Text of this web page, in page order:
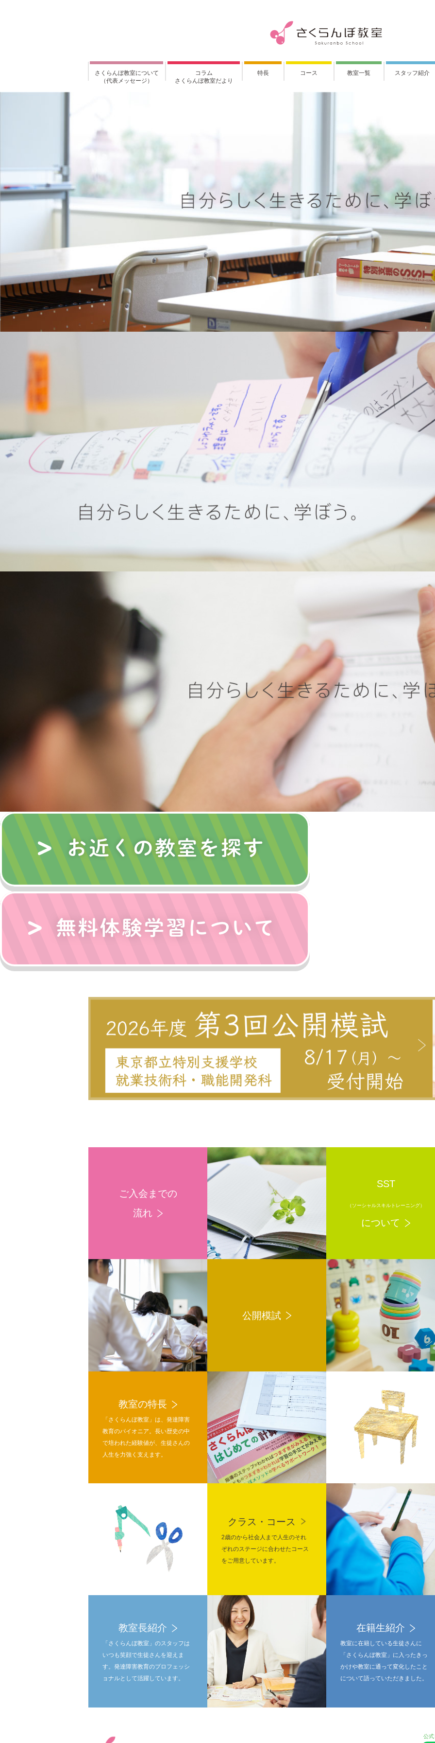
さくらんぼ教室について
（代表メッセージ）
コラム
さくらんぼ教室だより
特長 コース 教室一覧 スタッフ紹介
ご入会までの
流れ
SST
（ソーシャルスキルトレーニング）
について
公開模試
教室の特長
「さくらんぼ教室」は、発達障害
教育のパイオニア。長い歴史の中
で培われた経験値が、生徒さんの
人生を力強く支えます。
クラス・コース
2歳のから社会人まで人生のそれ
ぞれのステージに合わせたコース
をご用意しています。
教室長紹介
「さくらんぼ教室」のスタッフは
いつも笑顔で生徒さんを迎えま
す。発達障害教育のプロフェッシ
ョナルとして活躍しています。
在籍生紹介
教室に在籍している生徒さんに
「さくらんぼ教室」に入ったきっ
かけや教室に通って変化したこと
について語っていただきました。